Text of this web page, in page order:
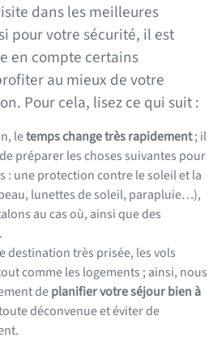
dans les meilleures
pour votre sécurité, il est
en compte certains
au mieux de votre
Pour cela, lisez ce qui suit :
letemps change très rapidement; il
préparer les choses suivantes pour
: une protection contre le soleil et la
lunettes de soleil, parapluie…),
au cas où, ainsi que des
destination très prisée, les vols
comme les logements ; ainsi, nous
deplanifier votre séjour bien à
déconvenue et éviter de